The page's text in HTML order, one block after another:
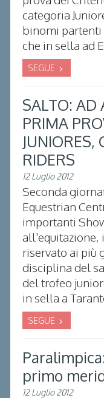
categoria
binomi partenti
che in sella ad
SEGUE
SALTO: AD
PRIMA
JUNIORES,
RIDERS
12 Luglio 2012
Seconda
Equestrian
importanti
all'equitazione,
riservato ai più
disciplina del
del trofeo
in sella a
SEGUE
primo
12 Luglio 2012